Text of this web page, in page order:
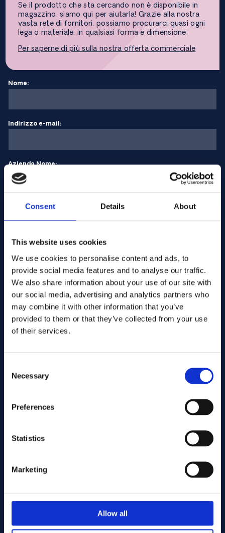
Consent Details About
This website uses cookies
We use cookies to personalise content and ads, to
provide social media features and to analyse our traffic.
We also share information about your use of our site with
our social media, advertising and analytics partners who
may combine it with other information that you’ve
provided to them or that they’ve collected from your use
of their services.
Selection
Necessary
Preferences
Statistics
Marketing
Allow all
Se il prodotto che sta cercando non è disponibile in
magazzino, siamo qui per aiutarla! Grazie alla nostra
vasta rete di fornitori, possiamo procurarci quasi ogni
lega o materiale, in qualsiasi forma e dimensione.
Per saperne di più sulla nostra offerta commerciale
Nome:
Indirizzo e-mail:
Azienda Nome:
Inserire la quantità
Il vostro messaggio
Associerade produkter